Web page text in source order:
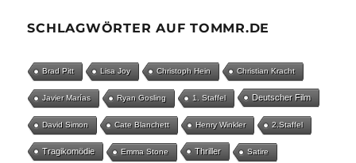
SCHLAGWÖRTER AUF TOMMR.DE
Brad Pitt Lisa Joy Christoph Hein Christian Kracht
Javier Marías Ryan Gosling 1. Staffel Deutscher Film
David Simon Cate Blanchett Henry Winkler 2.Staffel
Tragikomödie Emma Stone Thriller Satire